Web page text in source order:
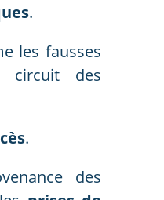
.
les fausses
circuit des
.
des